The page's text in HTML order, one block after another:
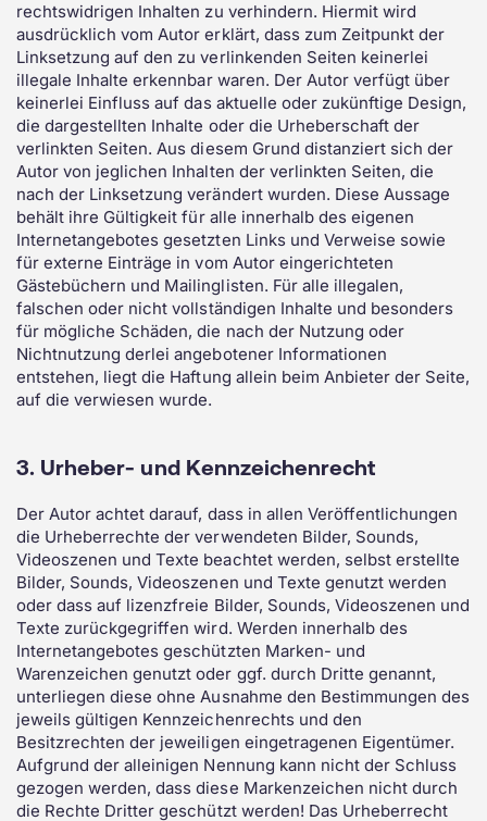
rechtswidrigen Inhalten zu verhindern. Hiermit wird
ausdrücklich vom Autor erklärt, dass zum Zeitpunkt der
Linksetzung auf den zu verlinkenden Seiten keinerlei
illegale Inhalte erkennbar waren. Der Autor verfügt über
keinerlei Einfluss auf das aktuelle oder zukünftige Design,
die dargestellten Inhalte oder die Urheberschaft der
verlinkten Seiten. Aus diesem Grund distanziert sich der
Autor von jeglichen Inhalten der verlinkten Seiten, die
nach der Linksetzung verändert wurden. Diese Aussage
behält ihre Gültigkeit für alle innerhalb des eigenen
Internetangebotes gesetzten Links und Verweise sowie
für externe Einträge in vom Autor eingerichteten
Gästebüchern und Mailinglisten. Für alle illegalen,
falschen oder nicht vollständigen Inhalte und besonders
für mögliche Schäden, die nach der Nutzung oder
Nichtnutzung derlei angebotener Informationen
entstehen, liegt die Haftung allein beim Anbieter der Seite,
auf die verwiesen wurde.
3. Urheber- und Kennzeichenrecht
Der Autor achtet darauf, dass in allen Veröffentlichungen
die Urheberrechte der verwendeten Bilder, Sounds,
Videoszenen und Texte beachtet werden, selbst erstellte
Bilder, Sounds, Videoszenen und Texte genutzt werden
oder dass auf lizenzfreie Bilder, Sounds, Videoszenen und
Texte zurückgegriffen wird. Werden innerhalb des
Internetangebotes geschützten Marken- und
Warenzeichen genutzt oder ggf. durch Dritte genannt,
unterliegen diese ohne Ausnahme den Bestimmungen des
jeweils gültigen Kennzeichenrechts und den
Besitzrechten der jeweiligen eingetragenen Eigentümer.
Aufgrund der alleinigen Nennung kann nicht der Schluss
gezogen werden, dass diese Markenzeichen nicht durch
die Rechte Dritter geschützt werden! Das Urheberrecht